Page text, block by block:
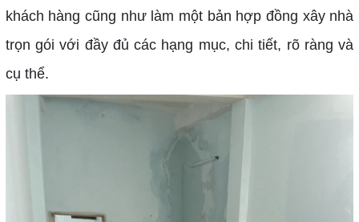
khách hàng cũng như làm một bản hợp đồng xây nhà
trọn gói với đầy đủ các hạng mục, chi tiết, rõ ràng và
cụ thể.